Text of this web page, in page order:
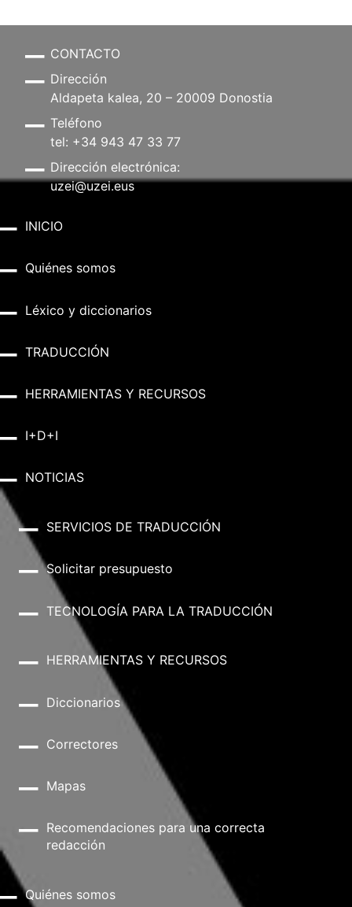
CONTACTO
Dirección
Aldapeta kalea, 20 – 20009 Donostia
Teléfono
tel: +34 943 47 33 77
Dirección electrónica:
uzei@uzei.eus
INICIO
Quiénes somos
Léxico y diccionarios
TRADUCCIÓN
HERRAMIENTAS Y RECURSOS
I+D+I
NOTICIAS
SERVICIOS DE TRADUCCIÓN
Solicitar presupuesto
TECNOLOGÍA PARA LA TRADUCCIÓN
HERRAMIENTAS Y RECURSOS
Diccionarios
Correctores
Mapas
Recomendaciones para una correcta
redacción
Quiénes somos